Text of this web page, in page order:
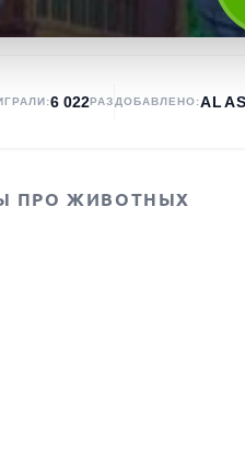
6 022РАЗ ДОБАВЛЕНО:
ПРО ЖИВОТНЫХ